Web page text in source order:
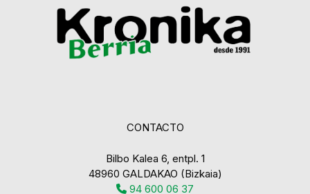
CONTACTO
Bilbo Kalea 6, entpl. 1
48960 GALDAKAO (Bizkaia)
94 600 06 37